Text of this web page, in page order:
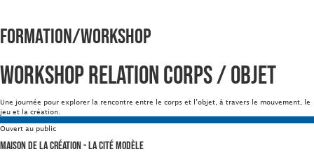
Formation/Workshop
Workshop Relation corps / objet
Une journée pour explorer la rencontre entre le corps et l’objet, à travers le mouvement, le
jeu et la création.
Ouvert au public
Maison de la Création - La Cité Modèle